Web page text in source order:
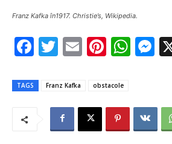
Franz Kafka în1917. Christie’s, Wikipedia.
F
e
T
it
te
r
E
ai
l
Pi
er
es
t
W
s
A
M
n
g
TAGS Franz Kafka obstacole